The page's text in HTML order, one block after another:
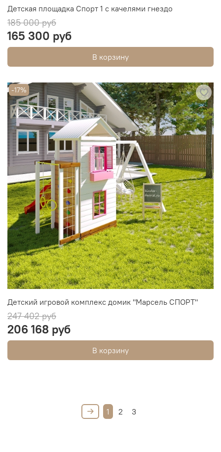
Детская площадка Спорт 1 с качелями гнездо
185 000 руб
165 300 руб
В корзину
-17%
Детский игровой комплекс домик "Марсель СПОРТ"
247 402 руб
206 168 руб
В корзину
1 2 3